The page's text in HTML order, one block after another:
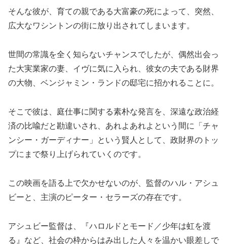
そんな彼が、育ての親である大富豪の死によって、突然、
広大なワシントンの街に放り出されてしまいます。
世間の常識を全く知らないチャンスでしたが、偶然出会っ
た大実業家の妻、イヴに気に入られ、彼女の夫である財界
の大物、ベンジャミン・ランドの邸宅に招かれることに。
そこで彼は、庭仕事に関する素朴な発言を、深遠な政治経
済の比喩だと勘違いされ、あれよあれよという間に「チャ
ンシー・ガーディナー」という賢人として、政財界のトッ
プにまで祭り上げられていくのです。
この映画を語る上で欠かせないのが、監督のハル・アシュ
ビーと、主演のピーター・セラーズの存在です。
アシュビー監督は、『ハロルドとモード／少年は虹を渡
る』など、社会の枠からはみ出した人々を温かい眼差しで